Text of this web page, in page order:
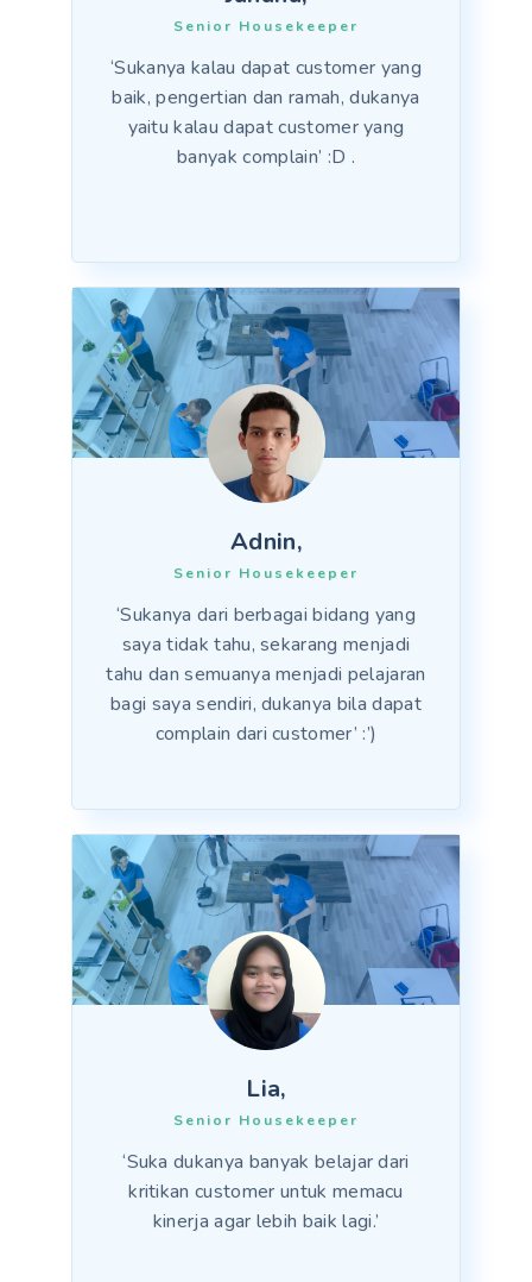
Senior Housekeeper
‘Sukanya kalau dapat customer yang
baik, pengertian dan ramah, dukanya
yaitu kalau dapat customer yang
banyak complain’ :D .
Adnin,
Senior Housekeeper
‘Sukanya dari berbagai bidang yang
saya tidak tahu, sekarang menjadi
tahu dan semuanya menjadi pelajaran
bagi saya sendiri, dukanya bila dapat
complain dari customer’ :’)
Lia,
Senior Housekeeper
‘Suka dukanya banyak belajar dari
kritikan customer untuk memacu
kinerja agar lebih baik lagi.’